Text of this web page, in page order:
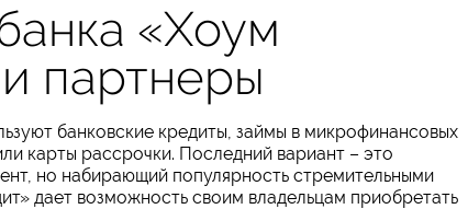
«Хоум
партнеры
банковские кредиты, займы в микрофинансовых
карты рассрочки. Последний вариант – это
но набирающий популярность стремительными
дает возможность своим владельцам приобретать